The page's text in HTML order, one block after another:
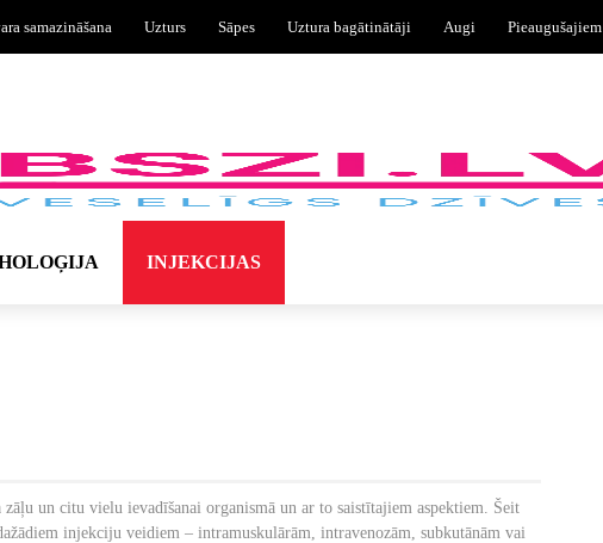
samazināšana Uzturs Sāpes Uztura bagātinātāji Augi Pieaugušajiem
INJEKCIJAS
un citu vielu ievadīšanai organismā un ar to saistītajiem aspektiem. Šeit
injekciju veidiem – intramuskulārām, intravenozām, subkutānām vai